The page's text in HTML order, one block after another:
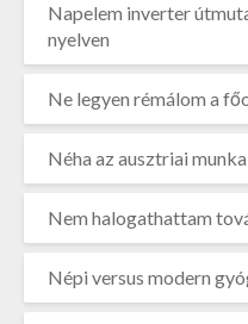
Napelem inverter
nyelven
Ne legyen rémálom a
Néha az ausztriai
Nem halogathattam
Népi versus modern